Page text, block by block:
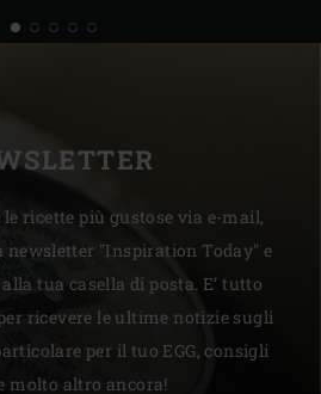
le ricette più gustose via e-mail,
"Inspiration Today" e
tua casella di posta. E’ tutto
ricevere le ultime notizie sugli
per il tuo EGG, consigli
molto altro ancora!